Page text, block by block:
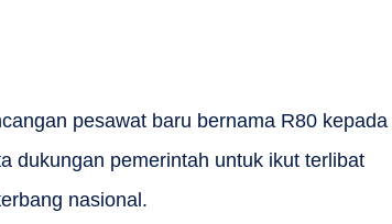
pesawat baru bernama R80 kepada
dukungan pemerintah untuk ikut terlibat
nasional.